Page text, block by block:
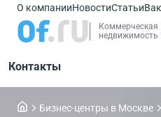
О компанииНовостиСтатьи
Коммерческая
Контакты
Бизнес-центры в Москве